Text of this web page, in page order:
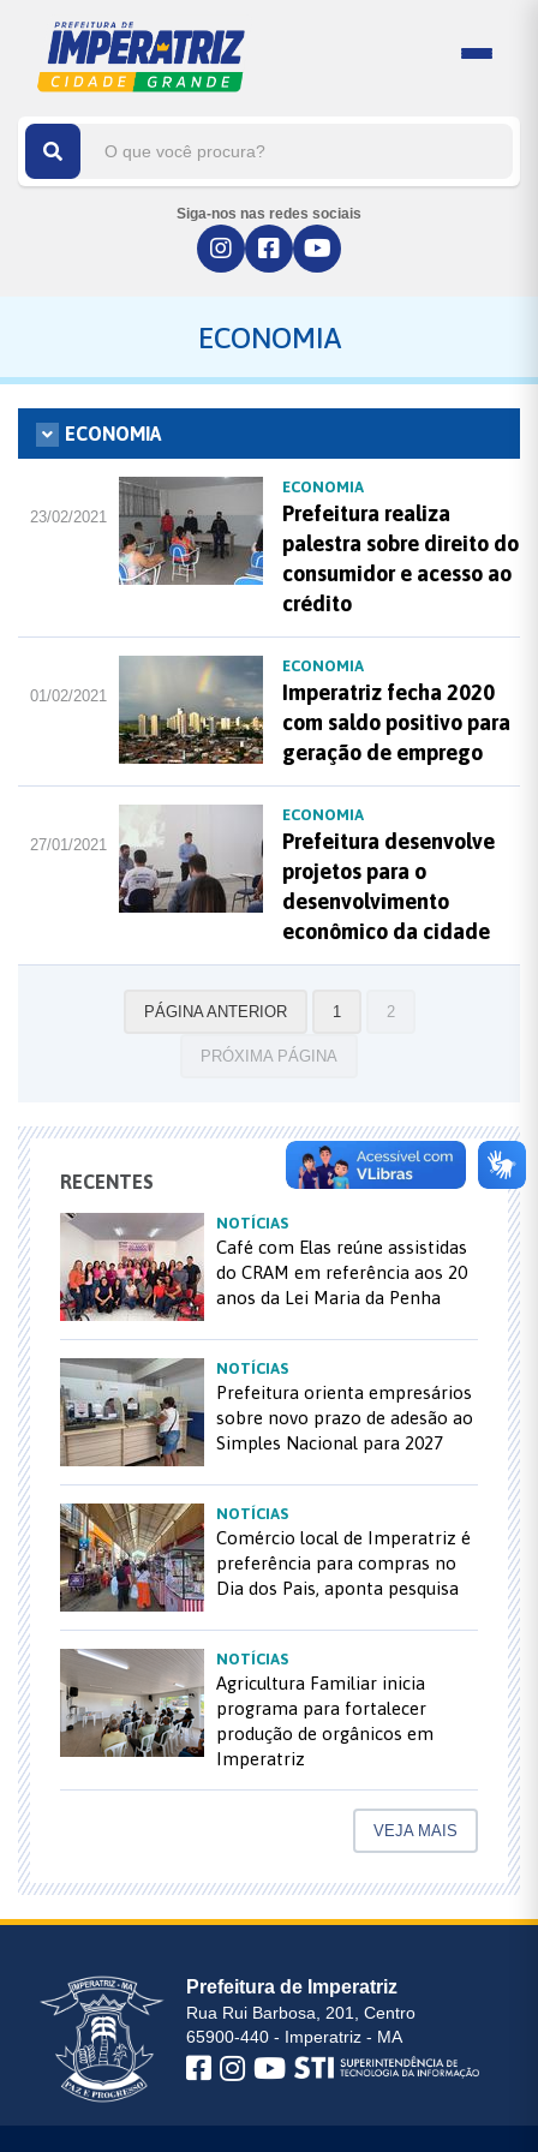
Siga-nos nas redes sociais
ECONOMIA
ECONOMIA
23/02/2021
ECONOMIA
Prefeitura realiza
palestra sobre direito do
consumidor e acesso ao
crédito
01/02/2021
ECONOMIA
Imperatriz fecha 2020
com saldo positivo para
geração de emprego
27/01/2021
ECONOMIA
Prefeitura desenvolve
projetos para o
desenvolvimento
econômico da cidade
PÁGINA ANTERIOR 1 2
PRÓXIMA PÁGINA
RECENTES
NOTÍCIAS
Café com Elas reúne assistidas
do CRAM em referência aos 20
anos da Lei Maria da Penha
NOTÍCIAS
Prefeitura orienta empresários
sobre novo prazo de adesão ao
Simples Nacional para 2027
NOTÍCIAS
Comércio local de Imperatriz é
preferência para compras no
Dia dos Pais, aponta pesquisa
NOTÍCIAS
Agricultura Familiar inicia
programa para fortalecer
produção de orgânicos em
Imperatriz
VEJA MAIS
Prefeitura de Imperatriz
Rua Rui Barbosa, 201, Centro
65900-440 - Imperatriz - MA